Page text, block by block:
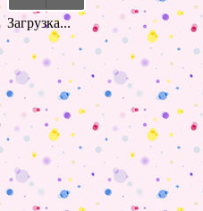
Загрузка...